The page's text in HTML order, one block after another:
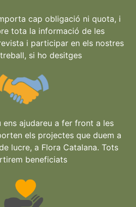
cap obligació ni quota, i
tota la informació de les
i participar en els nostres
si ho desitges
ens ajudareu a fer front a les
els projectes que duem a
lucre, a Flora Catalana. Tots
beneficiats